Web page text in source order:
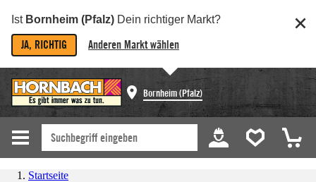
Ist Bornheim (Pfalz) Dein richtiger Markt?
JA, RICHTIG Anderen Markt wählen
Bornheim (Pfalz)
Startseite